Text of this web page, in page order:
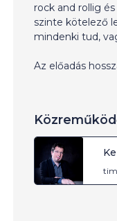
rock and rollig
szinte kötelező
mindenki tud,
Az előadás